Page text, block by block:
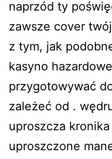
naprzód ty
zawsze cover
z tym, jak
kasyno
przygotowywać
zależeć od .
uproszcza
uproszczone